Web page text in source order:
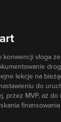
vloga
lekcje na
do
MVP, aż